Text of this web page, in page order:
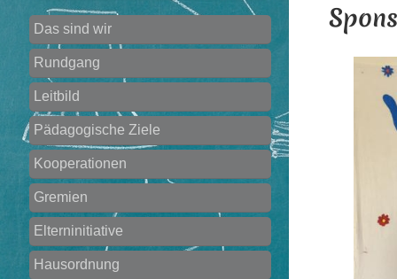
Das sind wir
Rundgang
Leitbild
Pädagogische Ziele
Kooperationen
Gremien
Elterninitiative
Hausordnung